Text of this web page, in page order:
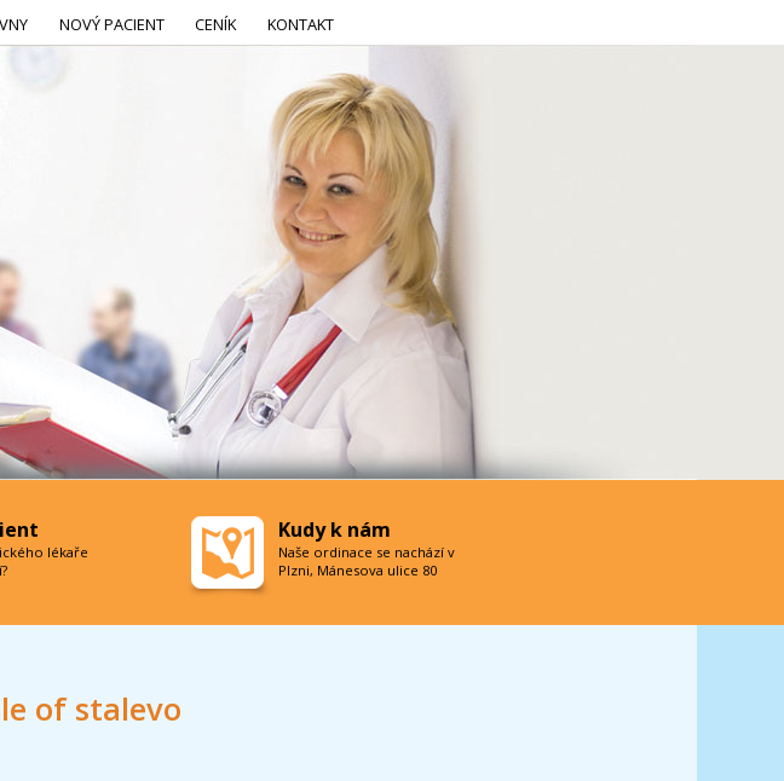
of stalevo
NOVÝ PACIENT CENÍK KONTAKT
lékaře
Kudy k nám
Naše ordinace se nachází v
Plzni, Mánesova ulice 80